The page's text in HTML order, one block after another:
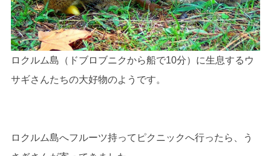
ロクルム島（ドブロブニクから船で10分）に生息するウ
サギさんたちの大好物のようです。
ロクルム島へフルーツ持ってピクニックへ行ったら、う